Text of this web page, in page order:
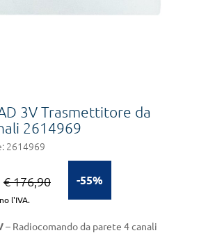
3V Trasmettitore da
2614969
2614969
-55%
€ 176,90
l'IVA.
– Radiocomando da parete 4 canali